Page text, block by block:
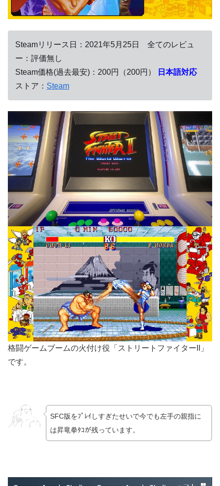
Steamリリース日：2021年5月25日 全てのレビュ
ー：評価無し
Steam価格(過去最安)：200円（200円）
日本語対応
ストア： Steam
格闘ゲームブームの火付け役「ストリートファイターII」
です。
SFC版をﾌﾟﾚｲしすぎたせいで今でも左手の親指に
は昇竜拳ﾀｺが残っています。